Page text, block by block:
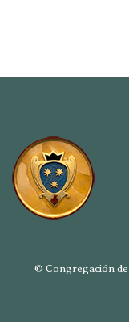
© Congregación